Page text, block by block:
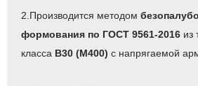
2.Производится методом
формования по ГОСТ 9561-2016 из
класса B30 (М400) с напрягаемой